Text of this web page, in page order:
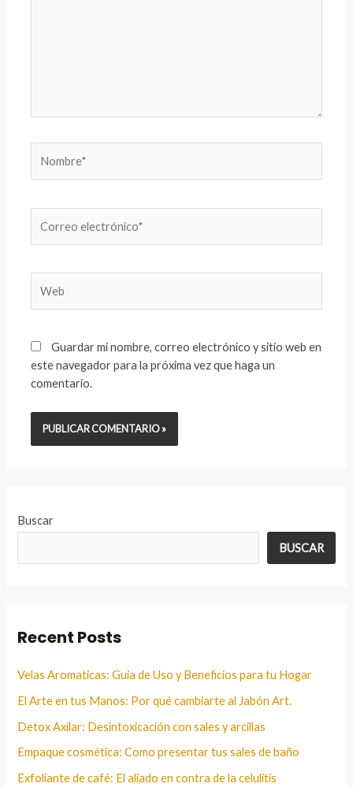
electrónico*
Guardar mi nombre, correo electrónico y sitio web en
este navegador para la próxima vez que haga un
comentario.
Buscar
BUSCAR
Recent Posts
Velas Aromaticas: Guia de Uso y Beneficios para tu Hogar
El Arte en tus Manos: Por qué cambiarte al Jabón Art.
Detox Axilar: Desintoxicación con sales y arcillas
Empaque cosmética: Como presentar tus sales de baño
Exfoliante de café: El aliado en contra de la celulitis